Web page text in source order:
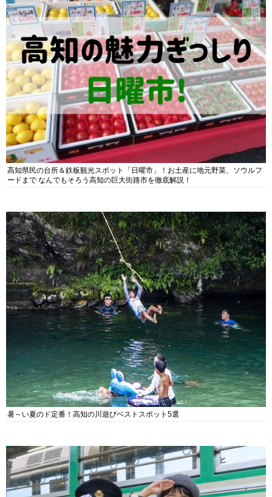
高知県民の台所＆鉄板観光スポット「日曜市」！お土産に地元野菜、ソウルフ
ードまで なんでもそろう高知の巨大街路市を徹底解説！
暑～い夏のド定番！高知の川遊びベストスポット5選